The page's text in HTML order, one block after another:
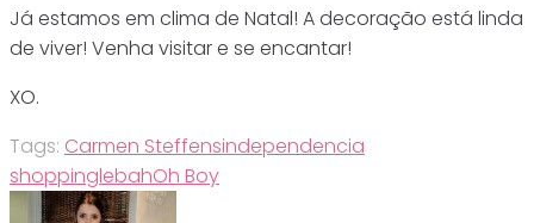
Já estamos em clima de Natal! A decoração está linda
de viver! Venha visitar e se encantar!
XO.
Tags: Carmen Steffensindependencia
shoppinglebahOh Boy